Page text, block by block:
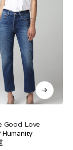
Good Love
Humanity